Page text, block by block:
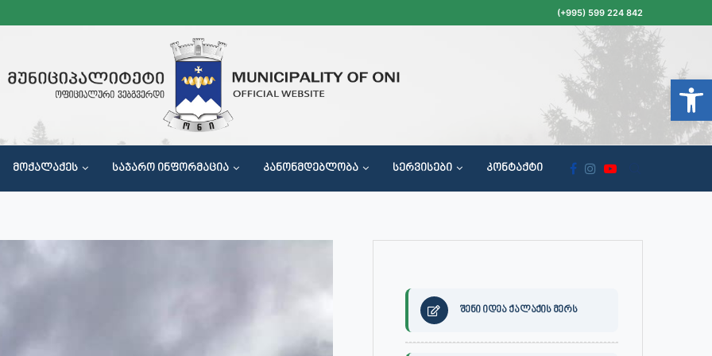
(+995) 599 224 842
ᲛᲝᲥᲐᲚᲐᲥᲔᲡ ᲡᲐᲯᲐᲠᲝ ᲘᲜᲤᲝᲠᲛᲐᲪᲘᲐ ᲙᲐᲜᲝᲜᲛᲓᲔᲑᲚᲝᲑᲐ ᲡᲔᲠᲕᲘᲡᲔᲑᲘ ᲙᲝᲜᲢᲐᲥᲢᲘ
შენი იდეა ქალაქის მერს